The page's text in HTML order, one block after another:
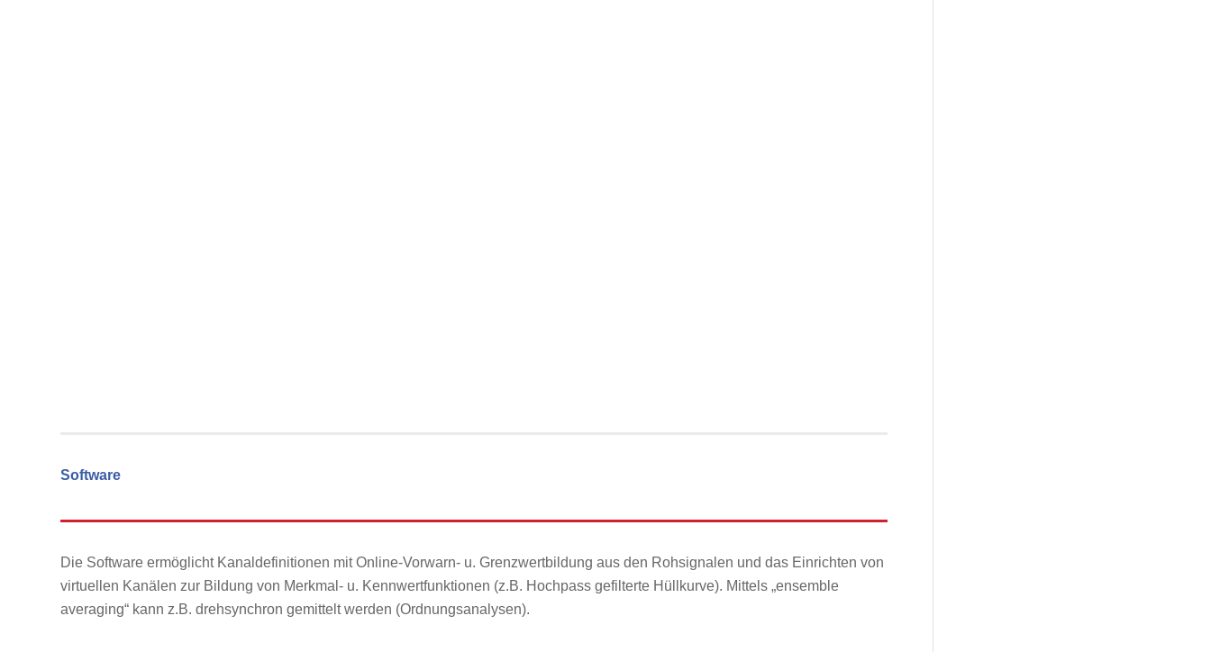
Software
Die Software ermöglicht Kanaldefinitionen mit Online-Vorwarn- u. Grenzwertbildung aus den Rohsignalen und das Einrichten von
virtuellen Kanälen zur Bildung von Merkmal- u. Kennwertfunktionen (z.B. Hochpass gefilterte Hüllkurve). Mittels „ensemble
averaging“ kann z.B. drehsynchron gemittelt werden (Ordnungsanalysen).